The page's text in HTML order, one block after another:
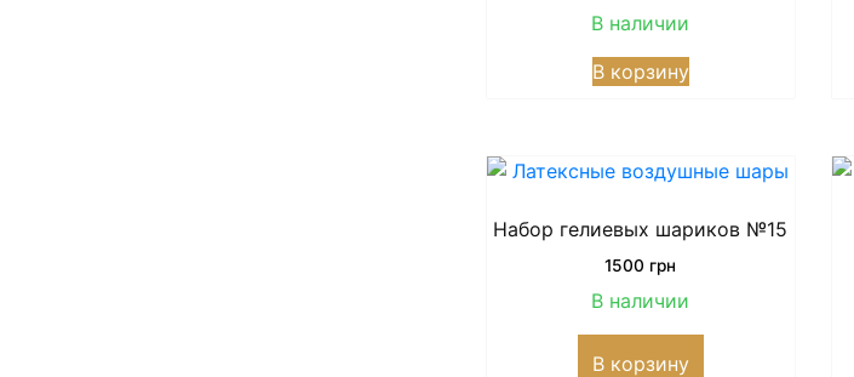
В наличии
В корзину
Этот
товар
вариаций.
можно
странице
товара.
Набор гелиевых шариков №15
1500 грн
В наличии
В корзину